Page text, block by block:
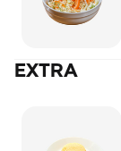
EXTRA